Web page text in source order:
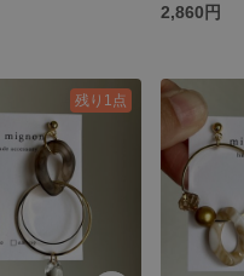
2,860円
残り1点